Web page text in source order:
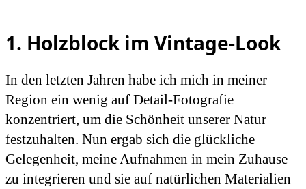
1. Holzblock im Vintage-Look
In den letzten Jahren habe ich mich in meiner
Region ein wenig auf Detail-Fotografie
konzentriert, um die Schönheit unserer Natur
festzuhalten. Nun ergab sich die glückliche
Gelegenheit, meine Aufnahmen in mein Zuhause
zu integrieren und sie auf natürlichen Materialien